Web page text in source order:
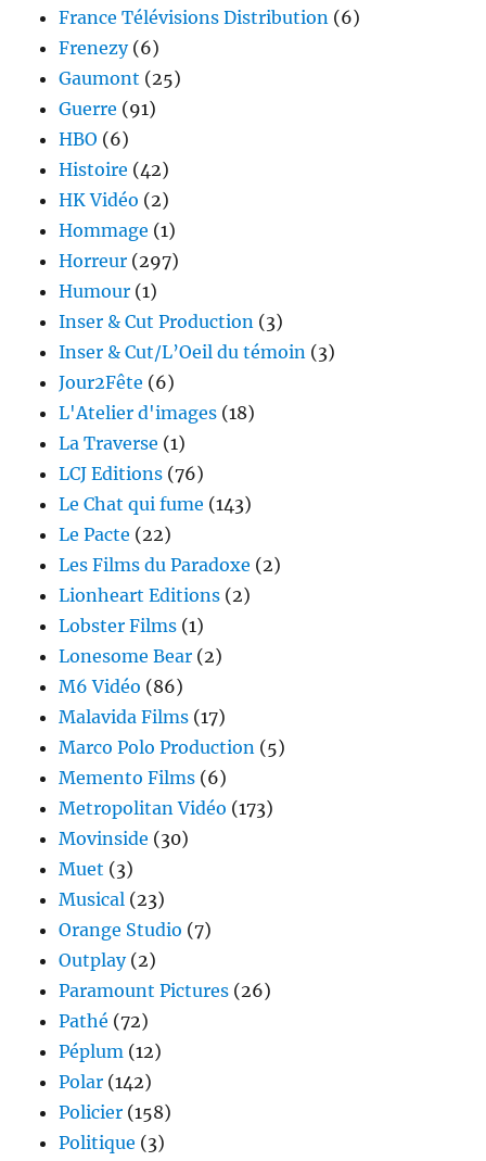
France Télévisions Distribution (6)
Frenezy(6)
Gaumont (25)
Guerre (91)
HBO (6)
Histoire (42)
HK Vidéo (2)
Hommage (1)
Horreur (297)
Humour (1)
Inser & Cut Production (3)
Inser & Cut/L’Oeil du témoin (3)
Jour2Fête (6)
L'Atelier d'images (18)
La Traverse (1)
LCJ Editions (76)
Le Chat qui fume (143)
Le Pacte (22)
Les Films du Paradoxe (2)
Lionheart Editions (2)
Lobster Films (1)
Lonesome Bear (2)
M6 Vidéo (86)
Malavida Films (17)
Marco Polo Production (5)
Memento Films (6)
Metropolitan Vidéo (173)
Movinside (30)
Muet (3)
Musical (23)
Orange Studio (7)
Outplay(2)
Paramount Pictures (26)
Pathé (72)
Péplum (12)
Polar (142)
Policier (158)
Politique (3)